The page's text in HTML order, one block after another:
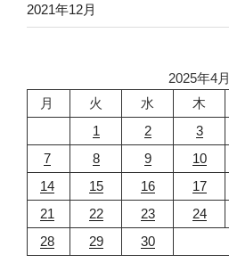
2021年12月
2025年4月
月
火 水 木
1
2 3
7
8 9 10
14
15 16 17
21
22 23 24
28
29
30